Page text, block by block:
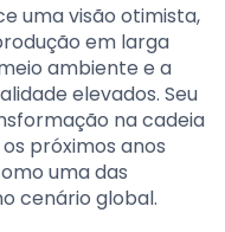
uma visão otimista,
em larga
ambiente e a
elevados. Seu
na cadeia
próximos anos
uma das
cenário global.